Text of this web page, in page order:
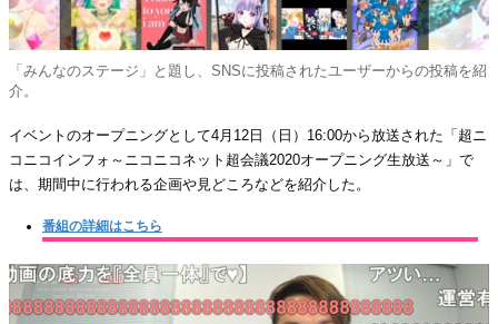
「みんなのステージ」と題し、SNSに投稿されたユーザーからの投稿を紹
介。
イベントのオープニングとして4月12日（日）16:00から放送された「超ニ
コニコインフォ～ニコニコネット超会議2020オープニング生放送～」で
は、期間中に行われる企画や見どころなどを紹介した。
番組の詳細はこちら